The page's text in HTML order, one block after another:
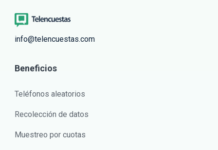
info@telencuestas.com
Beneficios
Teléfonos aleatorios
Recolección de datos
Muestreo por cuotas